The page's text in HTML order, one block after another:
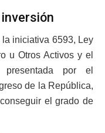
iniciativa 6593, Ley
u Otros Activos y el
presentada por el
de la República,
el grado de